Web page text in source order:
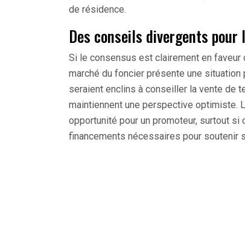
de résidence.
Des conseils divergents pour
Si le consensus est clairement en
marché du foncier présente une situation
seraient enclins à conseiller la vente de
maintiennent une perspective optimiste.
opportunité pour un promoteur, surtout
financements nécessaires pour soutenir